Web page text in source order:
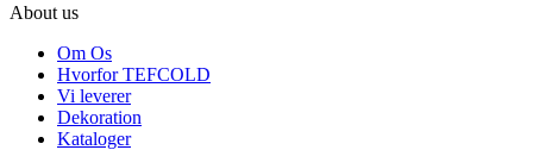
About us
Om Os
Hvorfor TEFCOLD
Vi leverer
Dekoration
Kataloger